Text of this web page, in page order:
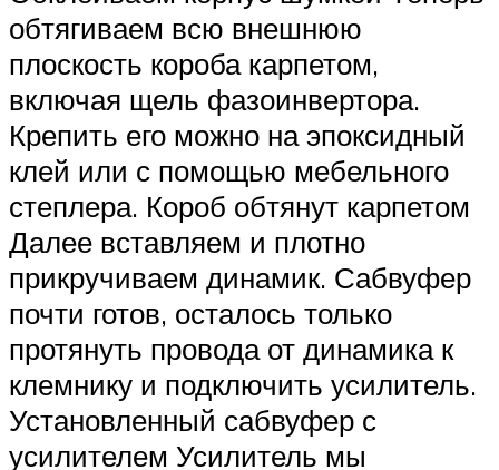
обтягиваем всю внешнюю
плоскость короба карпетом,
включая щель фазоинвертора.
Крепить его можно на эпоксидный
клей или с помощью мебельного
степлера. Короб обтянут карпетом
Далее вставляем и плотно
прикручиваем динамик. Сабвуфер
почти готов, осталось только
протянуть провода от динамика к
клемнику и подключить усилитель.
Установленный сабвуфер с
усилителем Усилитель мы